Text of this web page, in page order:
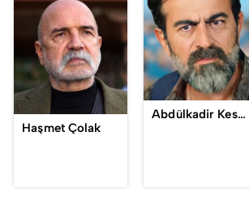
Haşmet Çolak
Abdülkadir Keskin